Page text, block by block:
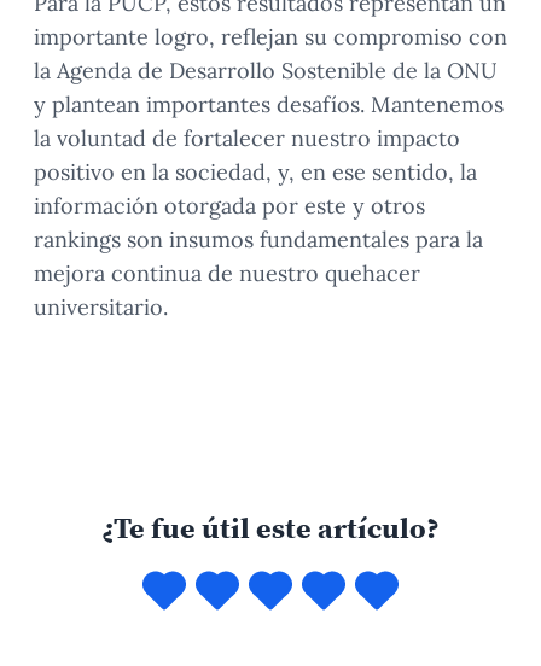
importante logro, reflejan su compromiso con
la Agenda de Desarrollo Sostenible de la ONU
y plantean importantes desafíos. Mantenemos
la voluntad de fortalecer nuestro impacto
positivo en la sociedad, y, en ese sentido, la
información otorgada por este y otros
rankings son insumos fundamentales para la
mejora continua de nuestro quehacer
universitario.
¿Te fue útil este artículo?